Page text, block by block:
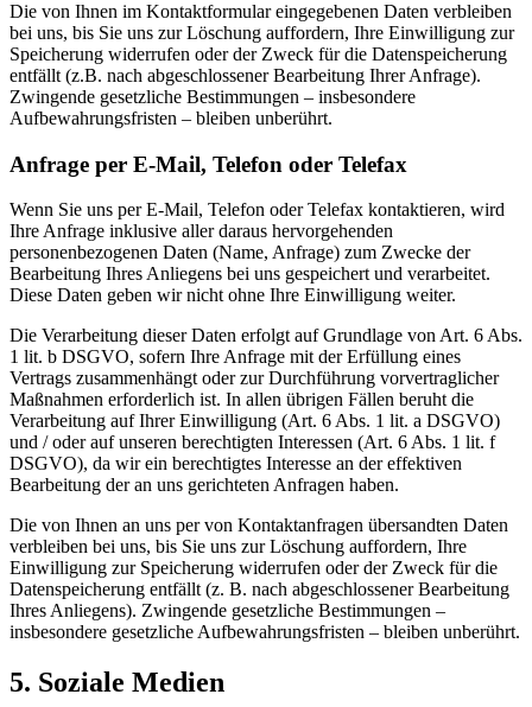
Die von Ihnen im Kontaktformular eingegebenen Daten verbleiben
bei uns, bis Sie uns zur Löschung auffordern, Ihre Einwilligung zur
Speicherung widerrufen oder der Zweck für die Datenspeicherung
entfällt (z.B. nach abgeschlossener Bearbeitung Ihrer Anfrage).
Zwingende gesetzliche Bestimmungen – insbesondere
Aufbewahrungsfristen – bleiben unberührt.
Anfrage per E-Mail, Telefon oder Telefax
Wenn Sie uns per E-Mail, Telefon oder Telefax kontaktieren, wird
Ihre Anfrage inklusive aller daraus hervorgehenden
personenbezogenen Daten (Name, Anfrage) zum Zwecke der
Bearbeitung Ihres Anliegens bei uns gespeichert und verarbeitet.
Diese Daten geben wir nicht ohne Ihre Einwilligung weiter.
Die Verarbeitung dieser Daten erfolgt auf Grundlage von Art. 6 Abs.
1 lit. b DSGVO, sofern Ihre Anfrage mit der Erfüllung eines
Vertrags zusammenhängt oder zur Durchführung vorvertraglicher
Maßnahmen erforderlich ist. In allen übrigen Fällen beruht die
Verarbeitung auf Ihrer Einwilligung (Art. 6 Abs. 1 lit. a DSGVO)
und / oder auf unseren berechtigten Interessen (Art. 6 Abs. 1 lit. f
DSGVO), da wir ein berechtigtes Interesse an der effektiven
Bearbeitung der an uns gerichteten Anfragen haben.
Die von Ihnen an uns per von Kontaktanfragen übersandten Daten
verbleiben bei uns, bis Sie uns zur Löschung auffordern, Ihre
Einwilligung zur Speicherung widerrufen oder der Zweck für die
Datenspeicherung entfällt (z. B. nach abgeschlossener Bearbeitung
Ihres Anliegens). Zwingende gesetzliche Bestimmungen –
insbesondere gesetzliche Aufbewahrungsfristen – bleiben unberührt.
5. Soziale Medien